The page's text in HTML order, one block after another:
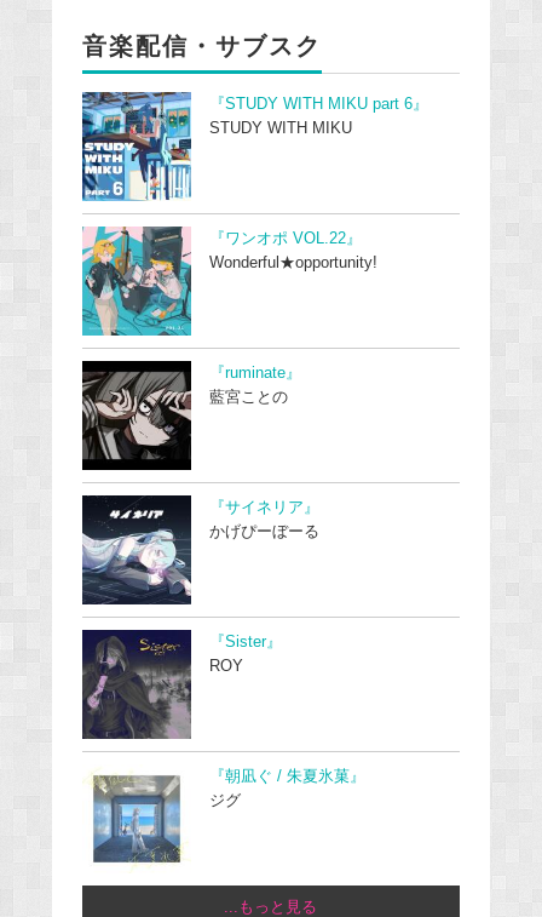
音楽配信・サブスク
『STUDY WITH MIKU part 6』
STUDY WITH MIKU
『ワンオポ VOL.22』
Wonderful★opportunity!
『ruminate』
藍宮ことの
『サイネリア』
かげぴーぼーる
『Sister』
ROY
『朝凪ぐ / 朱夏氷菓』
ジグ
...もっと見る